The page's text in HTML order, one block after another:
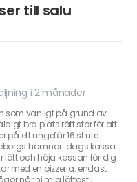
till salu
i 2 månader
som vanligt på grund av
bra plats rätt stor för att
på ett ungefär 16 st ute
hamnar. dags kassa
lätt och höja kassan för dig
med en pizzeria. endast